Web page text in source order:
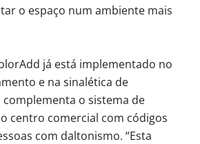
o espaço num ambiente mais
já está implementado no
e na sinalética de
o sistema de
centro comercial com códigos
com daltonismo. “Esta